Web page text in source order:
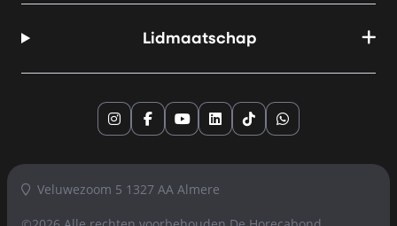
Lidmaatschap
Instagram
Facebook
YouTubeLinkedIn
TikTokWhatsapp
Veluwezoom 5 1327 AA Almere